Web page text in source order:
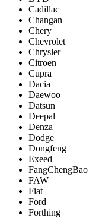
Cadillac
Changan
Chery
Chevrolet
Chrysler
Citroen
Cupra
Dacia
Daewoo
Datsun
Deepal
Denza
Dodge
Dongfeng
Exeed
FangChengBao
FAW
Fiat
Ford
Forthing